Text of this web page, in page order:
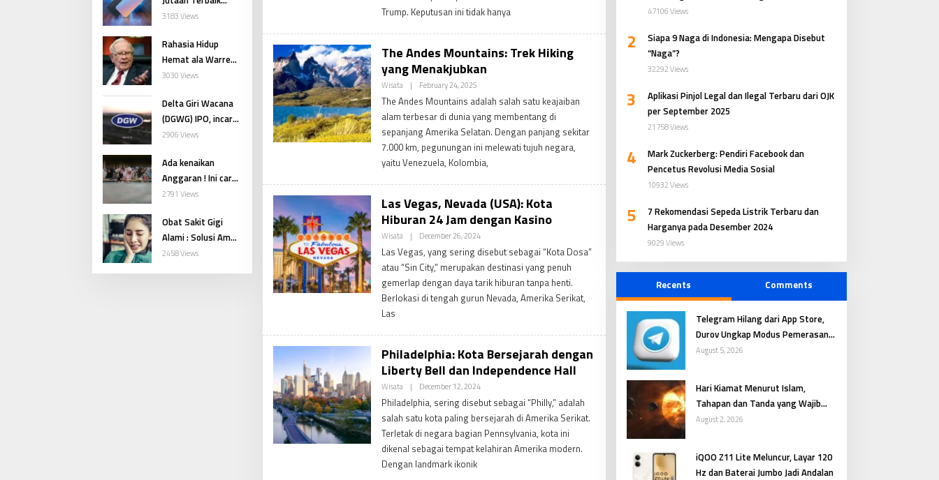
2024: Pilihan
Menarik
3183 Views
Rahasia Hidup
Hemat ala Warren
Buffett agar Cepat
3030 Views
Delta Giri Wacana
(DGWG) IPO, incar
1,03 Triliun. Harga
2906 Views
Ada kenaikan
Anggaran ! Ini cara
cek PIP Kemenag
2024
2791 Views
Obat Sakit Gigi
Alami : Solusi Aman
dari Bahan
2458 Views
Trump. Keputusan ini tidak hanya
The Andes Mountains: Trek Hiking
yang Menakjubkan
Wisata | February 24, 2025By
Admin
The Andes Mountains adalah salah satu keajaiban
alam terbesar di dunia yang membentang di
sepanjang Amerika Selatan. Dengan panjang sekitar
7.000 km, pegunungan ini melewati tujuh negara,
yaitu Venezuela, Kolombia,
Las Vegas, Nevada (USA): Kota
Hiburan 24 Jam dengan Kasino
Wisata | December 26, 2024By
Admin
Las Vegas, yang sering disebut sebagai “Kota Dosa”
atau “Sin City,” merupakan destinasi yang penuh
gemerlap dengan daya tarik hiburan tanpa henti.
Berlokasi di tengah gurun Nevada, Amerika Serikat,
Las
Philadelphia: Kota Bersejarah dengan
Liberty Bell dan Independence Hall
Wisata | December 12, 2024By
Admin
Philadelphia, sering disebut sebagai “Philly,” adalah
salah satu kota paling bersejarah di Amerika Serikat.
Terletak di negara bagian Pennsylvania, kota ini
dikenal sebagai tempat kelahiran Amerika modern.
Dengan landmark ikonik
47106 Views
2
Siapa 9 Naga di Indonesia: Mengapa Disebut
“Naga”?
32292 Views
3
Aplikasi Pinjol Legal dan Ilegal Terbaru dari OJK
per September 2025
21758 Views
4
Mark Zuckerberg: Pendiri Facebook dan
Pencetus Revolusi Media Sosial
10932 Views
5
7 Rekomendasi Sepeda Listrik Terbaru dan
Harganya pada Desember 2024
9029 Views
Recents Comments
Telegram Hilang dari App Store,
Durov Ungkap Modus Pemerasan
Digital
August 5, 2026
Hari Kiamat Menurut Islam,
Tahapan dan Tanda yang Wajib
Dipahami
August 2, 2026
iQOO Z11 Lite Meluncur, Layar 120
Hz dan Baterai Jumbo Jadi Andalan